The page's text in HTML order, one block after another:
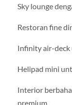
Sky lounge
Restoran fine
Infinity air-deck
Helipad mini
Interior
premium